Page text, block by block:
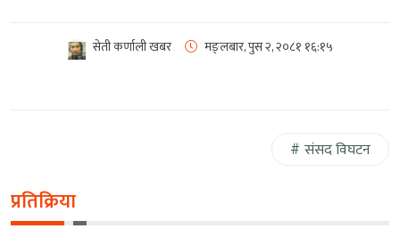
सेती कर्णाली खबर मङ्लबार, पुस २, २०८१ १६:१५
संसद विघटन
प्रतिक्रिया